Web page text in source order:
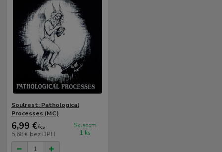
Soulrest: Pathological
Processes (MC)
6,99 €/ks
5,68 € bez DPH
Skladom
1 ks